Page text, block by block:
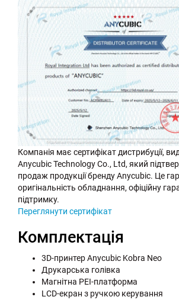
Компанія має сертифікат дистрибуції,
Anycubic Technology Co., Ltd, який
продаж продукції бренду Anycubic. Це
оригінальність обладнання, офіційну
підтримку.
Переглянути сертифікат
Комплектація
3D-принтер Anycubic Kobra Neo
Друкарська голівка
Магнітна PEI-платформа
LCD-екран з ручкою керування